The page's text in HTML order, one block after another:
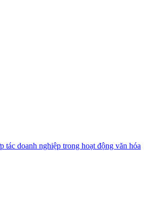
tác doanh nghiệp trong hoạt động văn hóa